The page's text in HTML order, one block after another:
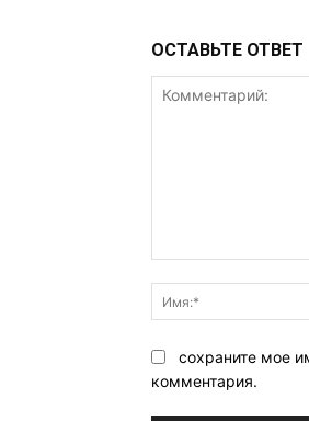
ОСТАВЬТЕ ОТВЕТ
сохраните мое
комментария.